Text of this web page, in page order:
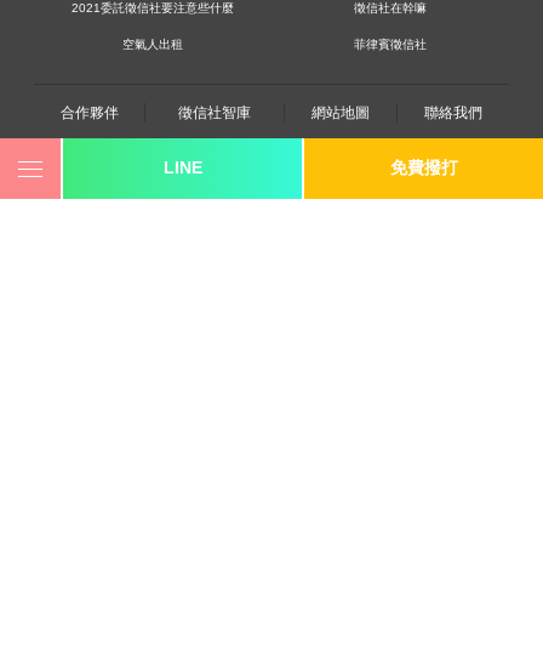
LINE 免費撥打
2021委託徵信社要注意些什麼 徵信社在幹嘛
空氣人出租 菲律賓徵信社
合作夥伴 徵信社智庫 網站地圖 聯絡我們
0800-250-555 revote990109@gmail.com
youtube twitter facebook line